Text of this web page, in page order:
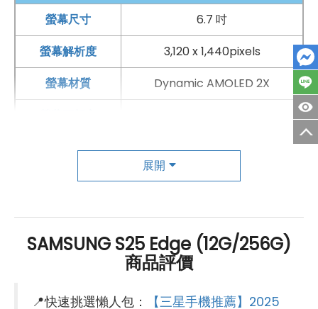
螢幕尺寸
6.7 吋
螢幕解析度
3,120 x 1,440pixels
螢幕材質
Dynamic AMOLED 2X
第一主相機畫素
2億畫素
第一主相機光圈
F1.7
8K（30fps）
展開
SAMSUNG S25 Edge (12G/256G)
商品評價
📍快速挑選懶人包： 【三星手機推薦】2025